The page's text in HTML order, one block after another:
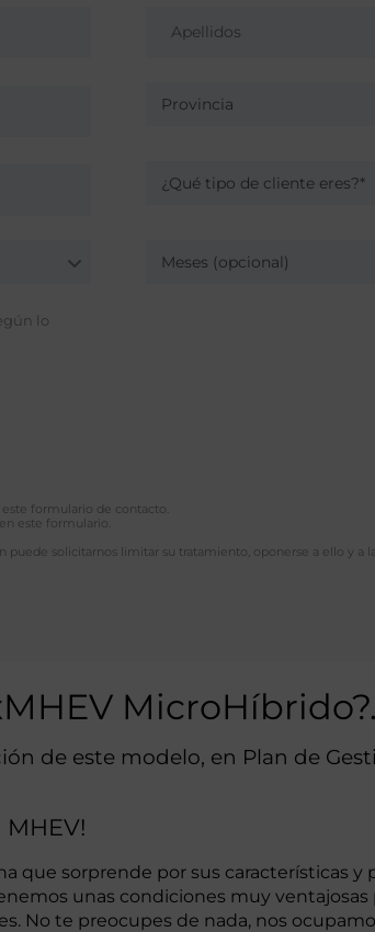
Provincia
¿Qué tipo de cliente eres?*
Meses (opcional)
lo
formulario de contacto.
este formulario.
solicitarnos limitar su tratamiento, oponerse a ello y a
de este modelo, en Plan de
que sorprende por sus características
unas condiciones muy
No te preocupes de nada, nos